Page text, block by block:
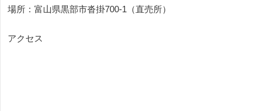
場所：富山県黒部市沓掛700-1（直売所）
アクセス